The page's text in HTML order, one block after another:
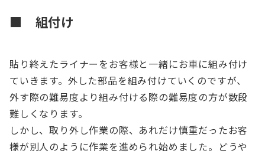
■ 組付け
貼り終えたライナーをお客様と一緒にお車に組み付け
ていきます。外した部品を組み付けていくのですが、
外す際の難易度より組み付ける際の難易度の方が数段
難しくなります。
しかし、取り外し作業の際、あれだけ慎重だったお客
様が別人のように作業を進められ始めました。どうや